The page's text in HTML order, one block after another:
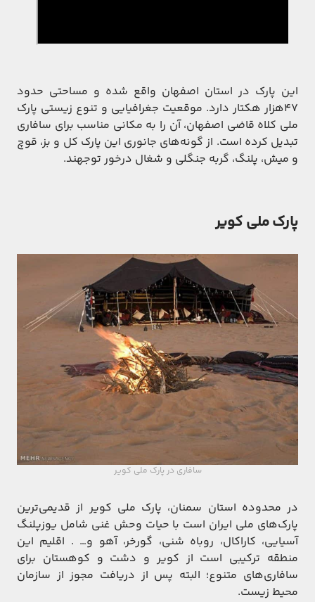
این پارک در استان اصفهان واقع شده و مساحتی حدود
۴۷هزار هکتار دارد. موقعیت جغرافیایی و تنوع زیستی پارک
ملی کلاه قاضی اصفهان، آن را به مکانی مناسب برای سافاری
تبدیل کرده است. از گونه‌های جانوری این پارک کل و بز، قوچ
و میش، پلنگ، گربه جنگلی و شغال درخور توجهند.
پارک ملی کویر
سافاری در پارک ملی کویر
در محدوده استان سمنان، پارک ملی کویر از قدیمی‌ترین
پارک‌های ملی ایران است با حیات وحش غنی شامل یوزپلنگ
آسیایی، کاراکال، روباه شنی، گورخر، آهو و… . اقلیم این
منطقه ترکیبی است از کویر و دشت و کوهستان برای
سافاری‌های متنوع؛ البته پس از دریافت مجوز از سازمان
محیط زیست.